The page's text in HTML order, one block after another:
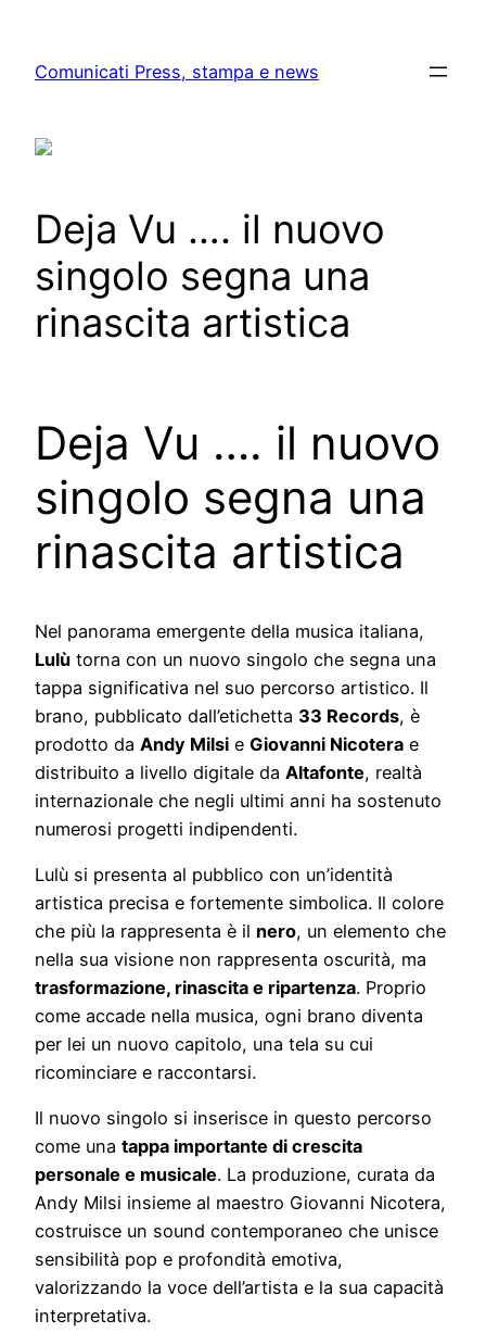
content
Comunicati Press, stampa e news
Deja Vu …. il nuovo
singolo segna una
rinascita artistica
Deja Vu …. il nuovo
singolo segna una
rinascita artistica
Nel panorama emergente della musica italiana,
Lulù torna con un nuovo singolo che segna una
tappa significativa nel suo percorso artistico. Il
brano, pubblicato dall’etichetta 33 Records, è
prodotto da Andy Milsi e Giovanni Nicotera e
distribuito a livello digitale da Altafonte, realtà
internazionale che negli ultimi anni ha sostenuto
numerosi progetti indipendenti.
Lulù si presenta al pubblico con un’identità
artistica precisa e fortemente simbolica. Il colore
che più la rappresenta è il nero, un elemento che
nella sua visione non rappresenta oscurità, ma
trasformazione, rinascita e ripartenza. Proprio
come accade nella musica, ogni brano diventa
per lei un nuovo capitolo, una tela su cui
ricominciare e raccontarsi.
Il nuovo singolo si inserisce in questo percorso
come una tappa importante di crescita
personale e musicale. La produzione, curata da
Andy Milsi insieme al maestro Giovanni Nicotera,
costruisce un sound contemporaneo che unisce
sensibilità pop e profondità emotiva,
valorizzando la voce dell’artista e la sua capacità
interpretativa.